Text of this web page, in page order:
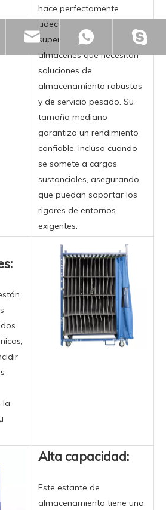
hace perfectamente
adecuados para
supermercados y
almacenes que necesitan
soluciones de
almacenamiento robustas
y de servicio pesado. Su
tamaño mediano
garantiza un rendimiento
confiable, incluso cuando
se somete a cargas
sustanciales, asegurando
que puedan soportar los
rigores de entornos
exigentes.
la
Alta capacidad:
Este estante de
almacenamiento tiene una
512-55391251 +86-